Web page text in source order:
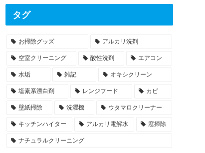
タグ
お掃除グッズ アルカリ洗剤
空室クリーニング 酸性洗剤 エアコン
水垢 雑記 オキシクリーン
塩素系漂白剤 レンジフード カビ
壁紙掃除 洗濯機 ウタマロクリーナー
キッチンハイター アルカリ電解水 窓掃除
ナチュラルクリーニング